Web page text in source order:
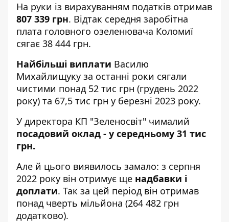
На руки із вирахуванням податків отримав
807 339 грн. Відтак середня заробітна
плата головного озеленювача Коломиї
сягає 38 444 грн.
Найбільші виплати Василю
Михайлищуку за останні роки сягали
чистими понад 52 тис грн (грудень 2022
року) та 67,5 тис грн у березні 2023 року.
У директора КП "Зеленосвіт" чималий
посадовий оклад - у середньому 31 тис
грн.
Але й цього виявилось замало: з серпня
2022 року він отримує ще надбавки і
доплати. Так за цей період він отримав
понад чверть мільйона (264 482 грн
додатково).